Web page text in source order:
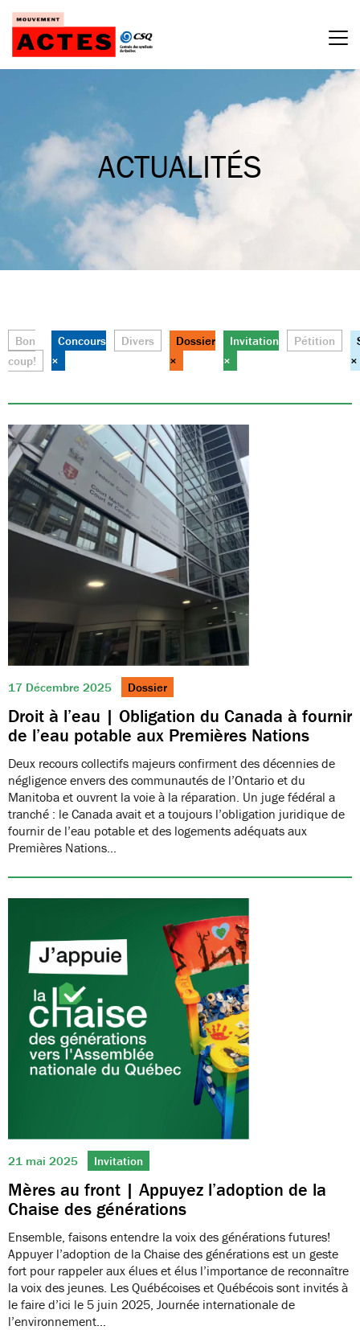
Passer
contenu
ACTUALITÉS
17 Décembre 2025 Dossier
Droit à l’eau | Obligation du Canada à fournir
de l’eau potable aux Premières Nations
Deux recours collectifs majeurs confirment des décennies de
négligence envers des communautés de l’Ontario et du
Manitoba et ouvrent la voie à la réparation. Un juge fédéral a
tranché : le Canada avait et a toujours l’obligation juridique de
fournir de l’eau potable et des logements adéquats aux
Premières Nations…
21 mai 2025 Invitation
Mères au front | Appuyez l’adoption de la
Chaise des générations
Ensemble, faisons entendre la voix des générations futures!
Appuyer l’adoption de la Chaise des générations est un geste
fort pour rappeler aux élues et élus l’importance de reconnaître
la voix des jeunes. Les Québécoises et Québécois sont invités à
le faire d’ici le 5 juin 2025, Journée internationale de
l’environnement…
Bon
coup!
Concours
×
Divers
Dossier
×
Invitation
×
Pétition
×